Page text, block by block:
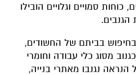
כוחות סמויים וגלויים הובילו
הגנבים.
בחיפוש בביתם של החשודים,
מסוג כלי עבודה וחומרי
הנראה נגנבו מאתרי בנייה,